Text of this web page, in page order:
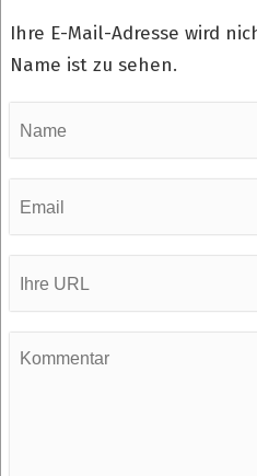
Ihre E-Mail-Adresse wird
Name ist zu sehen.